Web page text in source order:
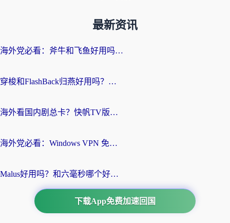
最新资讯
海外党必看：斧牛和飞鱼好用吗？3步选对回国加速器，无缝刷剧玩国服
穿梭和FlashBack归燕好用吗？海外党亲测3款热门回国加速器，教你选对不踩坑
海外看国内剧总卡？快帆TV版VPN好用吗？和快滚VPN对比哪个回国效果更好？
海外党必看：Windows VPN 免费？别踩坑！教你选对好用的国内加速器无缝回国
Malus好用吗？和六毫秒哪个好？海外党选回国加速器的避坑指南
下载App免费加速回国